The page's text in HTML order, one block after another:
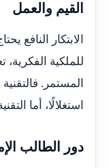
القيم والعمل
الابتكار النافع
للملكية الفكرية،
المستمر.
استغلالًا، أما
دور الطالب